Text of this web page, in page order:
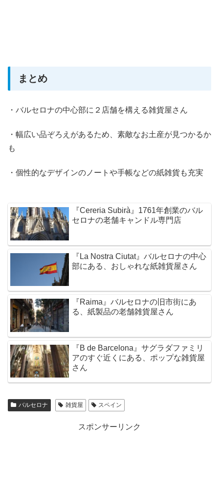
まとめ
・バルセロナの中心部に２店舗を構える雑貨屋さん
・幅広い品ぞろえがあるため、素敵なお土産が見つかるか
も
・個性的なデザインのノートや手帳などの紙雑貨も充実
『Cereria Subirà』1761年創業のバル
セロナの老舗キャンドル専門店
『La Nostra Ciutat』バルセロナの中心
部にある、おしゃれな紙雑貨屋さん
『Raima』バルセロナの旧市街にあ
る、紙製品の老舗雑貨屋さん
『B de Barcelona』サグラダファミリ
アのすぐ近くにある、ポップな雑貨屋
さん
バルセロナ 雑貨屋 スペイン
スポンサーリンク